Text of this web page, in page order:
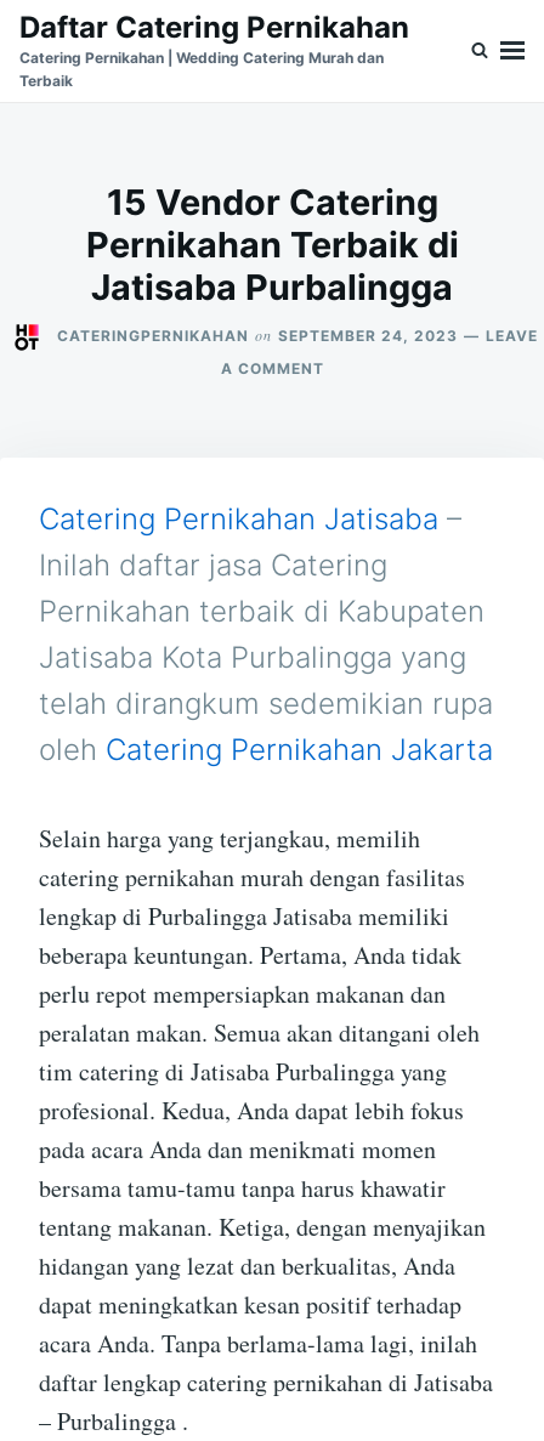
Skip
content
Search
for:
Daftar Catering Pernikahan
Catering Pernikahan | Wedding Catering Murah dan
Terbaik
15 Vendor Catering
Pernikahan Terbaik di
Jatisaba Purbalingga
CATERINGPERNIKAHAN on SEPTEMBER 24, 2023
LEAVE
A COMMENTON
DI
JATISABA
PURBALINGGA
Catering Pernikahan Jatisaba –
Inilah daftar jasa Catering
Pernikahan terbaik di Kabupaten
Jatisaba Kota Purbalingga yang
telah dirangkum sedemikian rupa
oleh Catering Pernikahan Jakarta
Selain harga yang terjangkau, memilih
catering pernikahan murah dengan fasilitas
lengkap di Purbalingga Jatisaba memiliki
beberapa keuntungan. Pertama, Anda tidak
perlu repot mempersiapkan makanan dan
peralatan makan. Semua akan ditangani oleh
tim catering di Jatisaba Purbalingga yang
profesional. Kedua, Anda dapat lebih fokus
pada acara Anda dan menikmati momen
bersama tamu-tamu tanpa harus khawatir
tentang makanan. Ketiga, dengan menyajikan
hidangan yang lezat dan berkualitas, Anda
dapat meningkatkan kesan positif terhadap
acara Anda. Tanpa berlama-lama lagi, inilah
daftar lengkap catering pernikahan di Jatisaba
– Purbalingga .